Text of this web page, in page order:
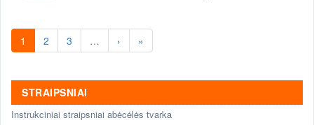
1 2 3 … › »
STRAIPSNIAI
Instrukciniai straipsniai abėcėlės tvarka